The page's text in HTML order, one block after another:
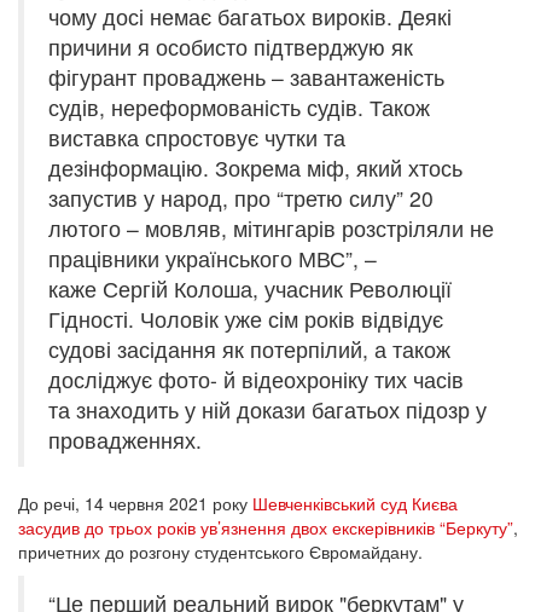
чому досі немає багатьох вироків. Деякі
причини я особисто підтверджую як
фігурант проваджень – завантаженість
судів, нереформованість судів. Також
виставка спростовує чутки та
дезінформацію. Зокрема міф, який хтось
запустив у народ, про “третю силу” 20
лютого – мовляв, мітингарів розстріляли не
працівники українського МВС”, –
каже Сергій Колоша, учасник Революції
Гідності. Чоловік уже сім років відвідує
судові засідання як потерпілий, а також
досліджує фото- й відеохроніку тих часів
та знаходить у ній докази багатьох підозр у
провадженнях.
До речі, 14 червня 2021 року Шевченківський суд Києва
засудив до трьох років ув’язнення двох екскерівників “Беркуту”,
причетних до розгону студентського Євромайдану.
“Це перший реальний вирок "беркутам" у